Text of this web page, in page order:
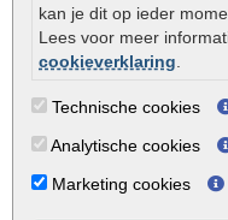
kan je dit op ieder
Lees voor meer
cookieverklaring
Technische cookies
Analytische cookies
Marketing cookies
Tuinaarde bemest 40
30 zakken -
palletaanbieding
bezorging door heel
(m.u.v. de Waddeneilanden)
lev..